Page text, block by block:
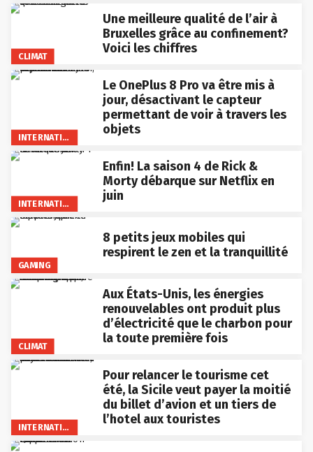
CLIMAT
Une meilleure qualité de l’air à
Bruxelles grâce au confinement?
Voici les chiffres
Le OnePlus 8 Pro va être mis à
jour, désactivant le capteur
permettant de voir à travers les
objets
Enfin! La saison 4 de Rick &
Morty débarque sur Netflix en
juin
GAMING
8 petits jeux mobiles qui
respirent le zen et la tranquillité
CLIMAT
Aux États-Unis, les énergies
renouvelables ont produit plus
d’électricité que le charbon pour
la toute première fois
Pour relancer le tourisme cet
été, la Sicile veut payer la moitié
du billet d’avion et un tiers de
l’hotel aux touristes